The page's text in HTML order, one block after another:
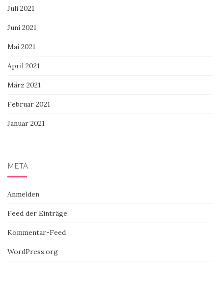
Juli 2021
Juni 2021
Mai 2021
April 2021
März 2021
Februar 2021
Januar 2021
META
Anmelden
Feed der Einträge
Kommentar-Feed
WordPress.org